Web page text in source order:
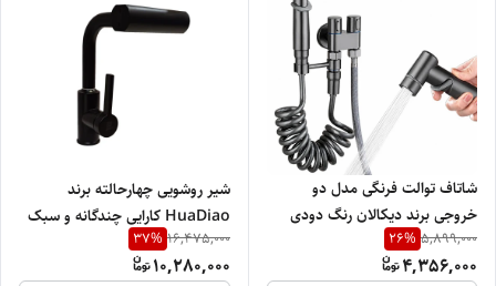
شاتاف توالت فرنگی مدل دو
خروجی برند دیکالان رنگ دودی
مات
5,899,000
26%
4,356,000
شیر روشویی چهارحالته برند
HuaDiao کارایی چندگانه و سبک
مدرن مدل HD-405
16,475,000
37%
10,280,000